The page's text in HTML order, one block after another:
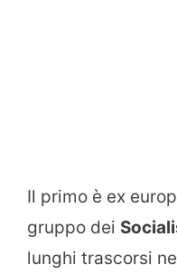
Il primo è ex
gruppo dei
lunghi trascorsi